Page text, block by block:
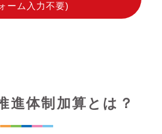
ーム入力不要)
進体制加算とは？